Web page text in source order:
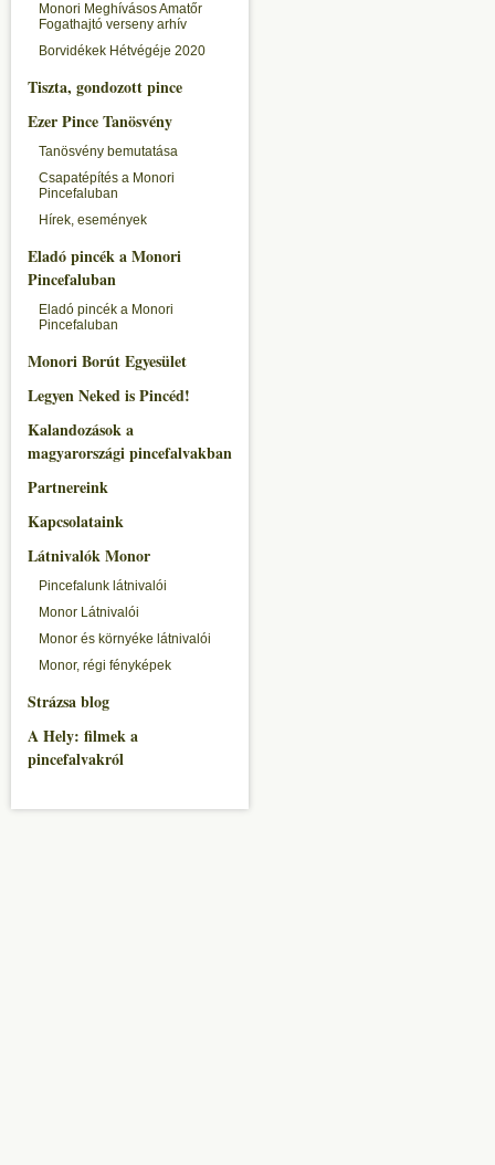
Monori Meghívásos Amatőr
Fogathajtó verseny arhív
Borvidékek Hétvégéje 2020
Tiszta, gondozott pince
Ezer Pince Tanösvény
Tanösvény bemutatása
Csapatépítés a Monori
Pincefaluban
Hírek, események
Eladó pincék a Monori
Pincefaluban
Eladó pincék a Monori
Pincefaluban
Monori Borút Egyesület
Legyen Neked is Pincéd!
Kalandozások a
magyarországi pincefalvakban
Partnereink
Kapcsolataink
Látnivalók Monor
Pincefalunk látnivalói
Monor Látnivalói
Monor és környéke látnivalói
Monor, régi fényképek
Strázsa blog
A Hely: filmek a
pincefalvakról